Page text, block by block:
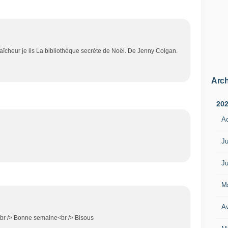
je lis La bibliothèque secrète de Noël. De Jenny Colgan.
/> Bonne semaine<br /> Bisous